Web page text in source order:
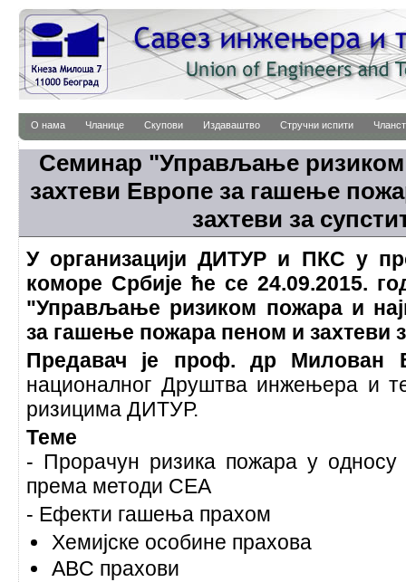
О нама Чланице Скупови Издаваштво Стручни испити
Семинар "Управљање ризиком
захтеви Европе за гашење
захтеви за
У организацији ДИТУР и ПКС у
коморе Србије ће се 24.09.2015.
"Управљање ризиком пожара и
за гашење пожара пеном и захтеви
Предавач је проф. др Милован
националног Друштва инжењера и
ризицима ДИТУР.
Теме
- Прорачун ризика пожара у
према методи CEA
- Ефекти гашења прахом
Хемијске особине прахова
ABC прахови